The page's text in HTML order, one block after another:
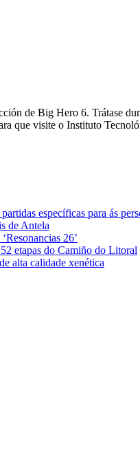
de Big Hero 6. Trátase
que visite o Instituto
específicas para ás
de Antela
26’
etapas do Camiño do Litoral
alta calidade xenética